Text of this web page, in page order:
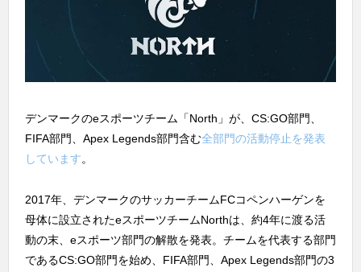
デンマークのeスポーツチーム「North」が、CS:GO部門、
FIFA部門、Apex Legends部門含む全部門の活動停止を発表
しています。
2017年、デンマークのサッカーチームFCコペンハーゲンを
母体に設立されたeスポーツチームNorthは、約4年に渡る活
動の末、eスポーツ部門の解散を発表。チームを代表する部門
であるCS:GO部門を始め、FIFA部門、Apex Legends部門の3